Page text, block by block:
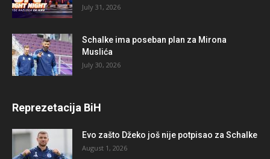
July 31, 2026
Schalke ima poseban plan za Mirona
Muslića
July 30, 2026
Reprezetacija BiH
Evo zašto Džeko još nije potpisao za Schalke
August 1, 2026